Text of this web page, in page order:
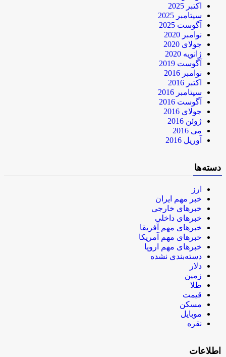
اکتبر 2025
سپتامبر 2025
آگوست 2025
نوامبر 2020
جولای 2020
ژانویه 2020
آگوست 2019
نوامبر 2016
اکتبر 2016
سپتامبر 2016
آگوست 2016
جولای 2016
ژوئن 2016
می 2016
آوریل 2016
دسته‌ها
ارز
خبر مهم ایران
خبرهای خارجی
خبرهای داخلی
خبرهای مهم آفریقا
خبرهای مهم آمریکا
خبرهای مهم اروپا
دسته‌بندی نشده
دلار
زمین
طلا
قیمت
مسکن
موبایل
نقره
اطلاعات